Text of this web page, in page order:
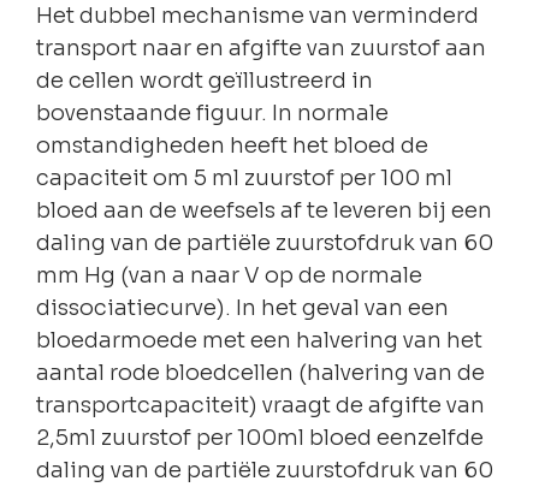
Het dubbel mechanisme van verminderd
transport naar en afgifte van zuurstof aan
de cellen wordt geïllustreerd in
bovenstaande figuur. In normale
omstandigheden heeft het bloed de
capaciteit om 5 ml zuurstof per 100 ml
bloed aan de weefsels af te leveren bij een
daling van de partiële zuurstofdruk van 60
mm Hg (van a naar V op de normale
dissociatiecurve). In het geval van een
bloedarmoede met een halvering van het
aantal rode bloedcellen (halvering van de
transportcapaciteit) vraagt de afgifte van
2,5ml zuurstof per 100ml bloed eenzelfde
daling van de partiële zuurstofdruk van 60